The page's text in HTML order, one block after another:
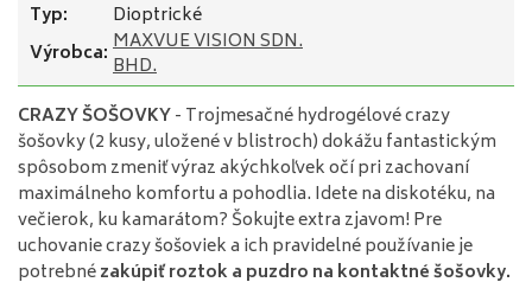
Typ:
Dioptrické
Výrobca: MAXVUE VISION SDN.
BHD.
CRAZY ŠOŠOVKY- Trojmesačné hydrogélové crazy
šošovky (2 kusy, uložené v blistroch) dokážu fantastickým
spôsobom zmeniť výraz akýchkoľvek očí pri zachovaní
maximálneho komfortu a pohodlia. Idete na diskotéku, na
večierok, ku kamarátom? Šokujte extra zjavom! Pre
uchovanie crazy šošoviek a ich pravidelné používanie je
potrebnézakúpiť roztok a puzdro na kontaktné šošovky.